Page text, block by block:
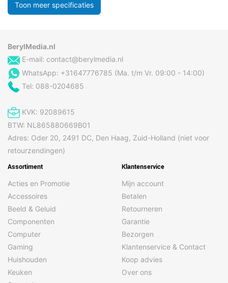
Toon meer specificaties
BerylMedia.nl
E-mail: contact@berylmedia.nl
WhatsApp: +31647776785 (Ma. t/m Vr. 09:00 - 14:00)
Tel: 088-0204685
KVK: 92089615
BTW: NL865880669B01
Adres: Oder 20, 2491 DC, Den Haag, Zuid-Holland (niet voor
retourzendingen)
Assortiment
Acties en Promotie
Accessoires
Beeld & Geluid
Componenten
Computer
Gaming
Huishouden
Keuken
Klantenservice
Mijn account
Betalen
Retourneren
Garantie
Bezorgen
Klantenservice & Contact
Koop advies
Over ons